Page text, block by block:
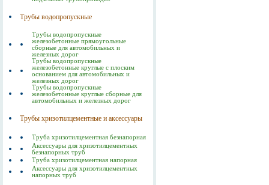
Трубы водопропускные
Трубы водопропускные
железобетонные прямоугольные
сборные для автомобильных и
железных дорог
Трубы водопропускные
железобетонные круглые с плоским
основанием для автомобильных и
железных дорог
Трубы водопропускные
железобетонные круглые сборные для
автомобильных и железных дорог
Трубы хризотилцементные и аксессуары
Труба хризотилцементная безнапорная
Аксессуары для хризотилцементных
безнапорных труб
Труба хризотилцементная напорная
Аксессуары для хризотилцементных
напорных труб